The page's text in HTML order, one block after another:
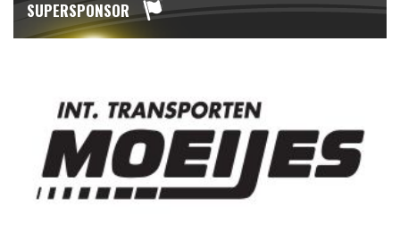
SUPERSPONSOR